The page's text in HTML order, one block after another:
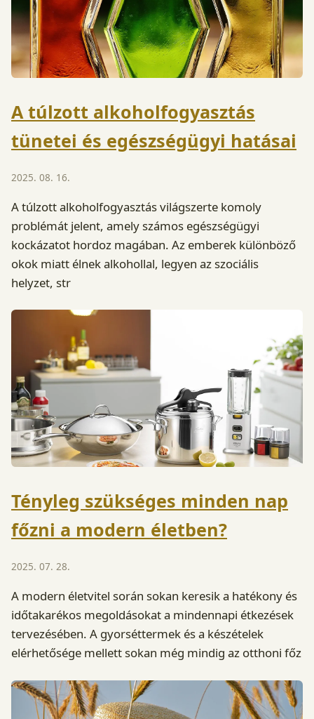
A túlzott alkoholfogyasztás
tünetei és egészségügyi hatásai
2025. 08. 16.
A túlzott alkoholfogyasztás világszerte komoly
problémát jelent, amely számos egészségügyi
kockázatot hordoz magában. Az emberek különböző
okok miatt élnek alkohollal, legyen az szociális
helyzet, str
Tényleg szükséges minden nap
főzni a modern életben?
2025. 07. 28.
A modern életvitel során sokan keresik a hatékony és
időtakarékos megoldásokat a mindennapi étkezések
tervezésében. A gyorséttermek és a készételek
elérhetősége mellett sokan még mindig az otthoni főz